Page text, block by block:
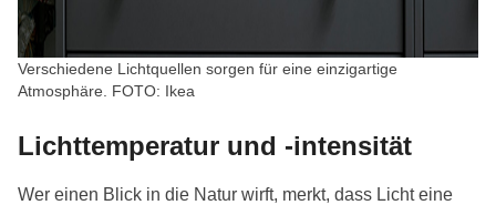
Verschiedene Lichtquellen sorgen für eine einzigartige
Atmosphäre. FOTO: Ikea
Lichttemperatur und -intensität
Wer einen Blick in die Natur wirft, merkt, dass Licht eine